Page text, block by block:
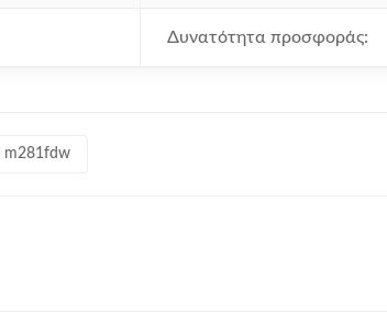
Δυνατότητα προσφοράς:
m281fdw